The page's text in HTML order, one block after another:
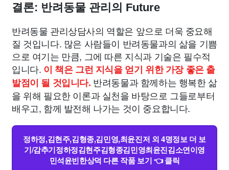
결론: 반려동물 관리의 Future
반려동물 관리상담사의 역할은 앞으로 더욱 중요해
질 것입니다. 많은 사람들이 반려동물과의 삶을 기쁨
으로 여기는 만큼, 그에 따른 지식과 기술은 필수적
입니다. 이 책은 그런 지식을 얻기 위한 가장 좋은 출
발점이 될 것입니다. 반려동물과 함께하는 행복한 삶
을 위해 필요한 이론과 실천을 바탕으로 그들로부터
배우고, 함께 발전해 나가는 것이 중요합니다.
정하정,김현주,김형종,김민영,최윤진저 외 4명정보 더 보
기/감추기정하정김현주김형종김민영최윤진김소연이영
민석윤빈한상덕 다른 작품 보기 👈 클릭